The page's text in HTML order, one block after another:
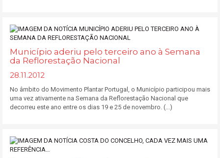
Município aderiu pelo terceiro ano à Semana
da Reflorestação Nacional
28.11.2012
No âmbito do Movimento Plantar Portugal, o Município participou mais
uma vez ativamente na Semana da Reflorestação Nacional que
decorreu este ano entre os dias 19 e 25 de novembro. (...)